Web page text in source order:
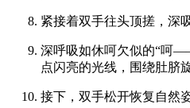
紧接着双手往头顶搓，深
深呼吸如休呵欠似的“呵
点闪亮的光线，围绕肚脐
接下，双手松开恢复自然